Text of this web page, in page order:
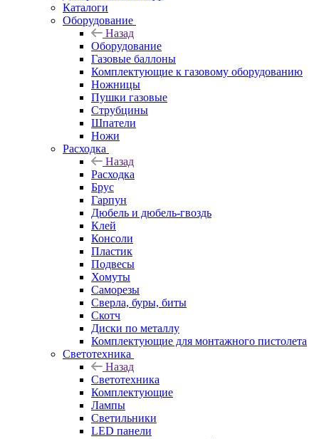
Каталоги
Оборудование
Назад
Оборудование
Газовые баллоны
Комплектующие к газовому оборудованию
Ножницы
Пушки газовые
Струбцины
Шпатели
Ножи
Расходка
Назад
Расходка
Брус
Гарпун
Дюбель и дюбель-гвоздь
Клей
Консоли
Пластик
Подвесы
Хомуты
Саморезы
Сверла, буры, биты
Скотч
Диски по металлу
Комплектующие для монтажного пистолета
Светотехника
Назад
Светотехника
Комплектующие
Лампы
Светильники
LED панели